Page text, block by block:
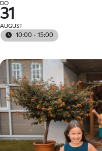
DO
31
AUGUST
10:00 - 15:00